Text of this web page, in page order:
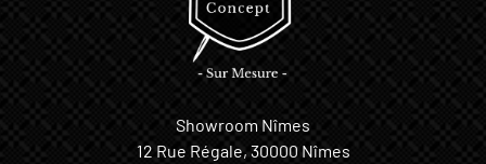
Showroom Nîmes
12 Rue Régale, 30000 Nîmes